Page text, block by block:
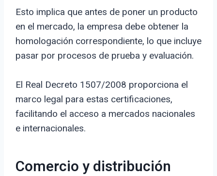
Esto implica que antes de poner un producto
en el mercado, la empresa debe obtener la
homologación correspondiente, lo que incluye
pasar por procesos de prueba y evaluación.
El Real Decreto 1507/2008 proporciona el
marco legal para estas certificaciones,
facilitando el acceso a mercados nacionales
e internacionales.
Comercio y distribución